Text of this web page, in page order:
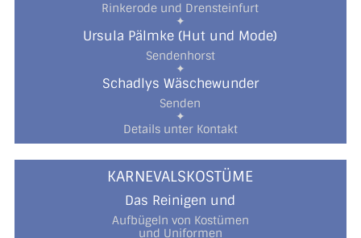
Rinkerode und Drensteinfurt
✦
Ursula Pälmke (Hut und Mode)
Sendenhorst
✦
Schadlys Wäschewunder
Senden
✦
Details unter Kontakt
KARNEVALSKOSTÜME
Das Reinigen und
Aufbügeln von Kostümen
und Uniformen